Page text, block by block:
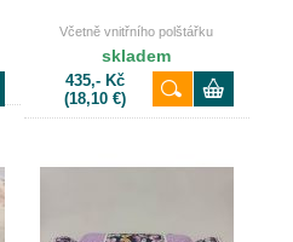
Včetně vnitřního polštářku
skladem
435,- Kč
(18,10 €)